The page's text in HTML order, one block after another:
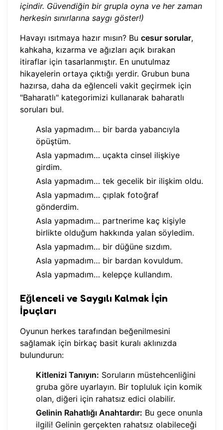
içindir. Güvendiğin bir grupla oyna ve her zaman
herkesin sınırlarına saygı göster!)
Havayı ısıtmaya hazır mısın? Bu cesur sorular,
kahkaha, kızarma ve ağızları açık bırakan
itiraflar için tasarlanmıştır. En unutulmaz
hikayelerin ortaya çıktığı yerdir. Grubun buna
hazırsa, daha da eğlenceli vakit geçirmek için
"Baharatlı" kategorimizi kullanarak baharatlı
soruları bul.
Asla yapmadım… bir barda yabancıyla
öpüştüm.
Asla yapmadım… uçakta cinsel ilişkiye
girdim.
Asla yapmadım… tek gecelik bir ilişkim oldu.
Asla yapmadım… çıplak fotoğraf
gönderdim.
Asla yapmadım… partnerime kaç kişiyle
birlikte olduğum hakkında yalan söyledim.
Asla yapmadım… bir düğüne sızdım.
Asla yapmadım… bir bardan kovuldum.
Asla yapmadım… kelepçe kullandım.
Eğlenceli ve Saygılı Kalmak İçin
İpuçları
Oyunun herkes tarafından beğenilmesini
sağlamak için birkaç basit kuralı aklınızda
bulundurun:
Kitlenizi Tanıyın: Soruların müstehcenliğini
gruba göre uyarlayın. Bir topluluk için komik
olan, diğeri için rahatsız edici olabilir.
Gelinin Rahatlığı Anahtardır: Bu gece onunla
ilgili! Gelinin gerçekten rahatsız olabileceği